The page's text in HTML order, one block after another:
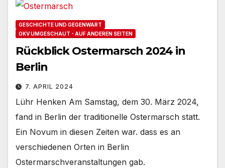
GESCHICHTE UND GEGENWART
OKV UMGESCHAUT - AUF ANDEREN SEITEN
Rückblick Ostermarsch 2024 in
Berlin
7. APRIL 2024
Lühr Henken Am Samstag, dem 30. März 2024,
fand in Berlin der traditionelle Ostermarsch statt.
Ein Novum in diesen Zeiten war. dass es an
verschiedenen Orten in Berlin
Ostermarschveranstaltungen gab.